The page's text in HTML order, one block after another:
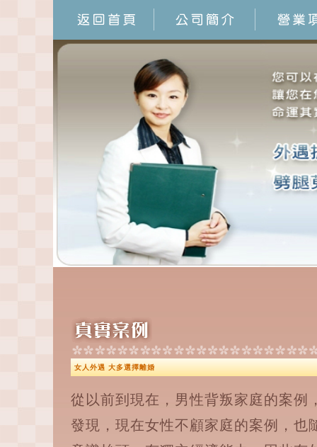
女人外遇 大多選擇離婚
從以前到現在，男性背叛家庭的案例
發現，現在女性不顧家庭的案例，